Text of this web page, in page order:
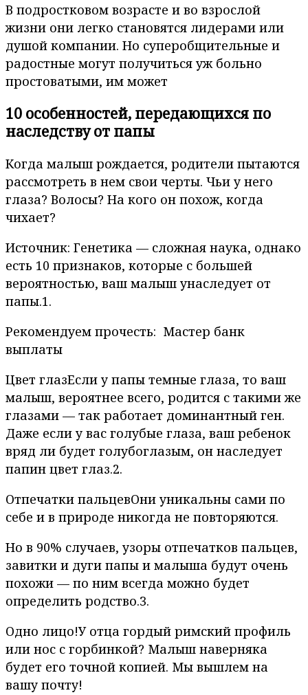
В подростковом возрасте и во взрослой
жизни они легко становятся лидерами или
душой компании. Но суперобщительные и
радостные могут получиться уж больно
простоватыми, им может
10 особенностей, передающихся по
наследству от папы
Когда малыш рождается, родители пытаются
рассмотреть в нем свои черты. Чьи у него
глаза? Волосы? На кого он похож, когда
чихает?
Источник: Генетика — сложная наука, однако
есть 10 признаков, которые с большей
вероятностью, ваш малыш унаследует от
папы.1.
Рекомендуем прочесть: Мастер банк
выплаты
Цвет глазЕсли у папы темные глаза, то ваш
малыш, вероятнее всего, родится с такими же
глазами — так работает доминантный ген.
Даже если у вас голубые глаза, ваш ребенок
вряд ли будет голубоглазым, он наследует
папин цвет глаз.2.
Отпечатки пальцевОни уникальны сами по
себе и в природе никогда не повторяются.
Но в 90% случаев, узоры отпечатков пальцев,
завитки и дуги папы и малыша будут очень
похожи — по ним всегда можно будет
определить родство.3.
Одно лицо!У отца гордый римский профиль
или нос с горбинкой? Малыш наверняка
будет его точной копией. Мы вышлем на
вашу почту!